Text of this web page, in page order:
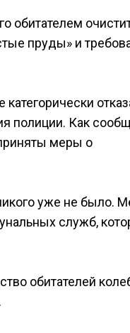
обитателем
пруды» и
полиции. Как
меры о
уже не было.
служб,
обитателей